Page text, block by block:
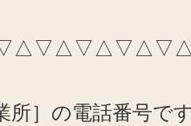
］の電話番号で